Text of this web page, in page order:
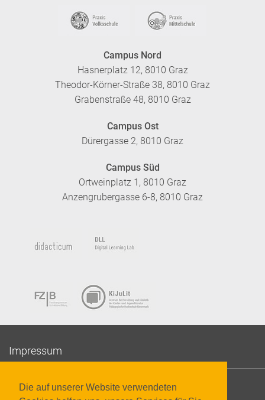
Die auf unserer Website verwendeten
Campus Nord
Hasnerplatz 12, 8010 Graz
Theodor-Körner-Straße 38, 8010 Graz
Grabenstraße 48, 8010 Graz
Campus Ost
Dürergasse 2, 8010 Graz
Campus Süd
Ortweinplatz 1, 8010 Graz
Anzengrubergasse 6-8, 8010 Graz
Impressum
Datenschutzerklärung